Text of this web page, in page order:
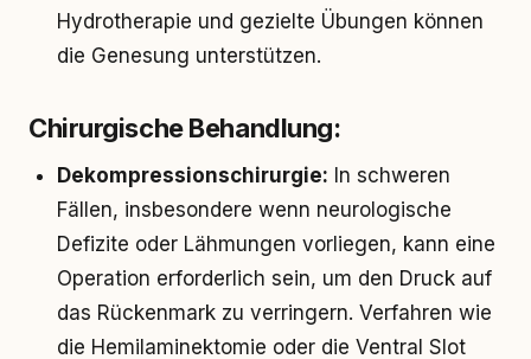
Hydrotherapie und gezielte Übungen können
die Genesung unterstützen.
Chirurgische Behandlung:
Dekompressionschirurgie: In schweren
Fällen, insbesondere wenn neurologische
Defizite oder Lähmungen vorliegen, kann eine
Operation erforderlich sein, um den Druck auf
das Rückenmark zu verringern. Verfahren wie
die Hemilaminektomie oder die Ventral Slot